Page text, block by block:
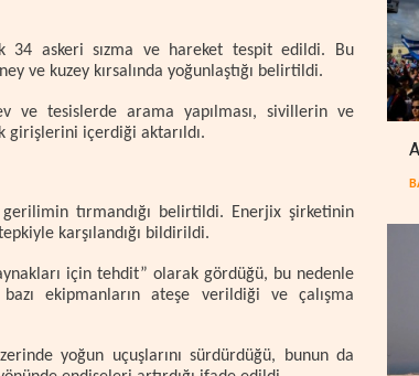
34 askeri sızma ve hareket tespit edildi. Bu
ve kuzey kırsalında yoğunlaştığı belirtildi.
ve tesislerde arama yapılması, sivillerin ve
girişlerini içerdiği aktarıldı.
tırmandığı belirtildi. Enerjix şirketinin
karşılandığı bildirildi.
için tehdit” olarak gördüğü, bu nedenle
bazı ekipmanların ateşe verildiği ve çalışma
yoğun uçuşlarını sürdürdüğü, bunun da